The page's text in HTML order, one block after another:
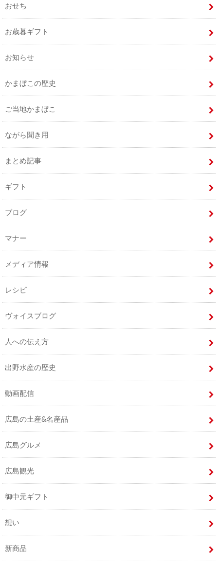
おせち
お歳暮ギフト
お知らせ
かまぼこの歴史
ご当地かまぼこ
ながら聞き用
まとめ記事
ギフト
ブログ
マナー
メディア情報
レシピ
ヴォイスブログ
人への伝え方
出野水産の歴史
動画配信
広島の土産&名産品
広島グルメ
広島観光
御中元ギフト
想い
新商品